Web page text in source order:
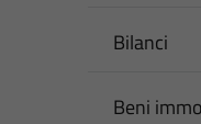
Bilanci
Beni